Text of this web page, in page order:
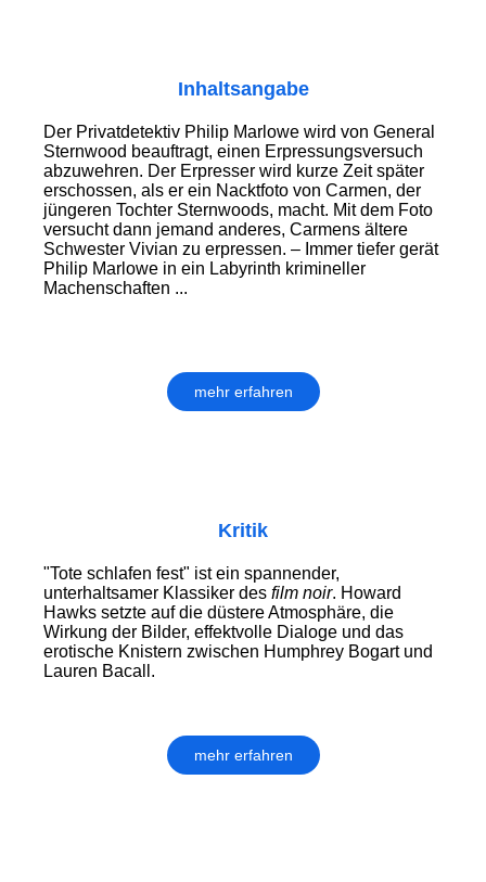
Inhaltsangabe
Der Privatdetektiv Philip Marlowe wird von General
Sternwood beauftragt, einen Erpressungsversuch
abzuwehren. Der Erpresser wird kurze Zeit später
erschossen, als er ein Nacktfoto von Carmen, der
jüngeren Tochter Sternwoods, macht. Mit dem Foto
versucht dann jemand anderes, Carmens ältere
Schwester Vivian zu erpressen. – Immer tiefer gerät
Philip Marlowe in ein Labyrinth krimineller
Machenschaften ...
mehr erfahren
Kritik
"Tote schlafen fest" ist ein spannender,
unterhaltsamer Klassiker des film noir. Howard
Hawks setzte auf die düstere Atmosphäre, die
Wirkung der Bilder, effektvolle Dialoge und das
erotische Knistern zwischen Humphrey Bogart und
Lauren Bacall.
mehr erfahren